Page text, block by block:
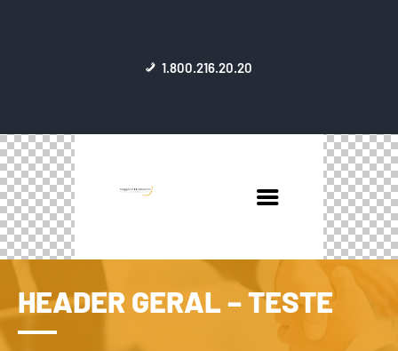
1.800.216.20.20
HEADER GERAL – TESTE